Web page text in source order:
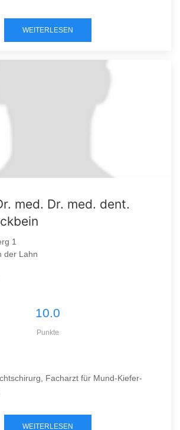
WEITERLESEN
med. Dr. med. dent.
1
der Lahn
10.0
Punkte
Facharzt für Mund-Kiefer-
WEITERLESEN